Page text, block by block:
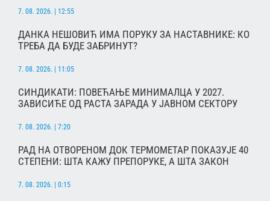
7. 08. 2026. | 12:55
ДАНКА НЕШОВИЋ ИМА ПОРУКУ ЗА НАСТАВНИКЕ: КО
ТРЕБА ДА БУДЕ ЗАБРИНУТ?
7. 08. 2026. | 11:05
СИНДИКАТИ: ПОВЕЋАЊЕ МИНИМАЛЦА У 2027.
ЗАВИСИЋЕ ОД РАСТА ЗАРАДА У ЈАВНОМ СЕКТОРУ
7. 08. 2026. | 7:20
РАД НА ОТВОРЕНОМ ДОК ТЕРМОМЕТАР ПОКАЗУЈЕ 40
СТЕПЕНИ: ШТА КАЖУ ПРЕПОРУКЕ, А ШТА ЗАКОН
7. 08. 2026. | 0:15